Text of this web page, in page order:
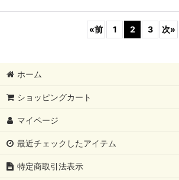
«前 1 2 3 次»
ホーム
ショッピングカート
マイページ
最近チェックしたアイテム
特定商取引法表示